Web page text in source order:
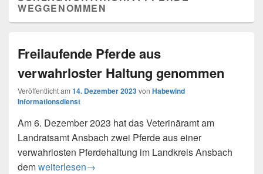
WEGGENOMMEN
Freilaufende Pferde aus
verwahrloster Haltung genommen
Veröffentlicht am 14. Dezember 2023von Habewind
Informationsdienst
Am 6. Dezember 2023 hat das Veterinäramt am
Landratsamt Ansbach zwei Pferde aus einer
verwahrlosten Pferdehaltung im Landkreis Ansbach
demFreilaufende Pferde aus verwahrloster Haltung
weiterlesen→